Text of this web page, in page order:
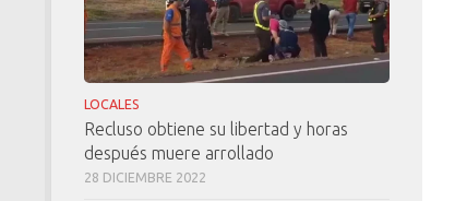
LOCALES
Recluso obtiene su libertad y horas
después muere arrollado
28 DICIEMBRE 2022